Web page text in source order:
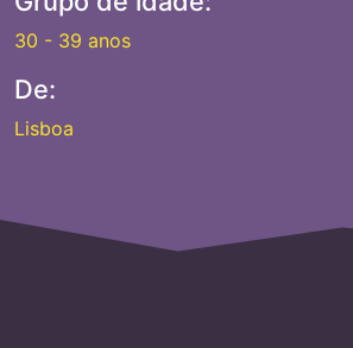
30 - 39 anos
De:
Lisboa